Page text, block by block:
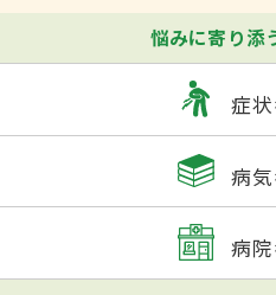
悩みに寄り添
症状
病気
病院